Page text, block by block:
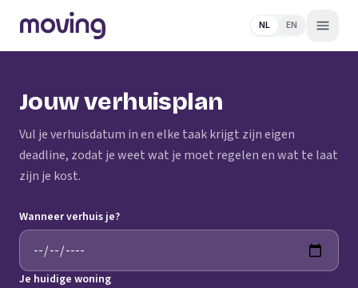
NL EN
Jouw verhuisplan
Vul je verhuisdatum in en elke taak krijgt zijn eigen
deadline, zodat je weet wat je moet regelen en wat te laat
zijn je kost.
Wanneer verhuis je?
Je huidige woning